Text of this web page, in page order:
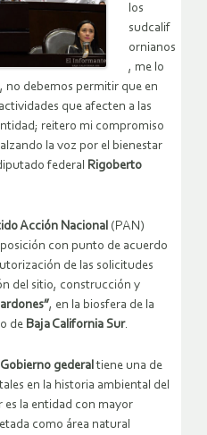
los
sudcalif
ornianos
, me lo
no debemos permitir que en
que afecten a las
reitero mi compromiso
la voz por el bienestar
federal
Rigoberto
Acción Nacional (PAN)
con punto de acuerdo
de las solicitudes
del sitio, construcción y
, en la biosfera de la
de Baja California Sur.
Gobierno gederal tiene una de
en la historia ambiental del
es la entidad con mayor
como área natural